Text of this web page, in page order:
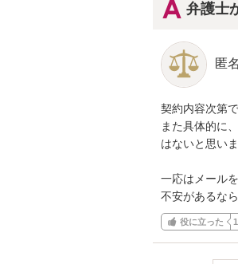
弁護士
匿
契約内容次第
また具体的に
はないと思いま
一応はメール
不安があるな
役に立った 1